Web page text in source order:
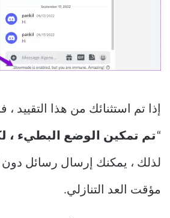
إذا تم استثنائك من هذا التقييد
“ تم تمكين الوضع البطيء ،
لذلك ، يمكنك إرسال رسائل
مؤقت العد التنازلي.